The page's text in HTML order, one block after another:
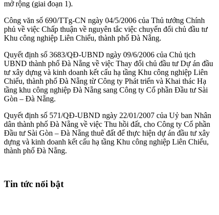
mở rộng (giai đoạn 1).
Công văn số 690/TTg-CN ngày 04/5/2006 của Thủ tướng Chính
phủ về việc Chấp thuận về nguyên tắc việc chuyển đổi chủ đầu tư
Khu công nghiệp Liên Chiểu, thành phố Đà Nẵng.
Quyết định số 3683/QĐ-UBND ngày 09/6/2006 của Chủ tịch
UBND thành phố Đà Nẵng về việc Thay đổi chủ đầu tư Dự án đầu
tư xây dựng và kinh doanh kết cấu hạ tầng Khu công nghiệp Liên
Chiểu, thành phố Đà Nẵng từ Công ty Phát triển và Khai thác Hạ
tầng khu công nghiệp Đà Nẵng sang Công ty Cổ phần Đầu tư Sài
Gòn – Đà Nẵng.
Quyết định số 571/QĐ-UBND ngày 22/01/2007 của Uỷ ban Nhân
dân thành phố Đà Nẵng về việc Thu hồi đất, cho Công ty Cổ phần
Đầu tư Sài Gòn – Đà Nẵng thuê đất để thực hiện dự án đầu tư xây
dựng và kinh doanh kết cấu hạ tầng Khu công nghiệp Liên Chiểu,
thành phố Đà Nẵng.
Tin tức nổi bật